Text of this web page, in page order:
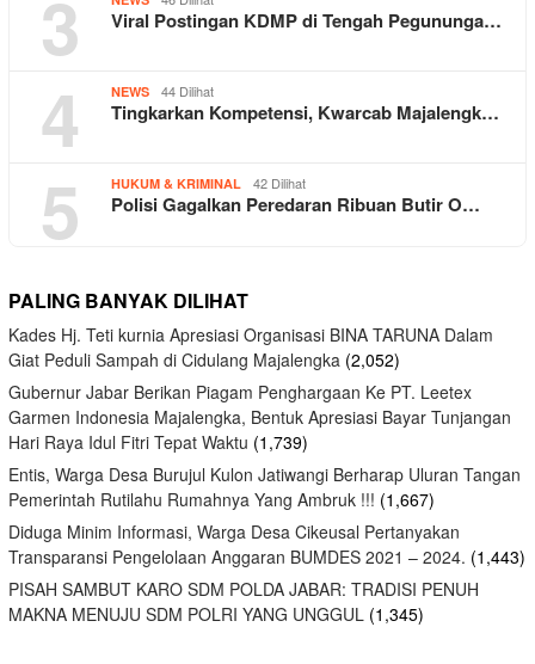
3 Viral Postingan KDMP di Tengah Pegununga…
4 NEWS 44 Dilihat
Tingkarkan Kompetensi, Kwarcab Majalengk…
5 HUKUM & KRIMINAL 42 Dilihat
Polisi Gagalkan Peredaran Ribuan Butir O…
PALING BANYAK DILIHAT
Kades Hj. Teti kurnia Apresiasi Organisasi BINA TARUNA Dalam
Giat Peduli Sampah di Cidulang Majalengka (2,052)
Gubernur Jabar Berikan Piagam Penghargaan Ke PT. Leetex
Garmen Indonesia Majalengka, Bentuk Apresiasi Bayar Tunjangan
Hari Raya Idul Fitri Tepat Waktu (1,739)
Entis, Warga Desa Burujul Kulon Jatiwangi Berharap Uluran Tangan
Pemerintah Rutilahu Rumahnya Yang Ambruk !!! (1,667)
Diduga Minim Informasi, Warga Desa Cikeusal Pertanyakan
Transparansi Pengelolaan Anggaran BUMDES 2021 – 2024. (1,443)
PISAH SAMBUT KARO SDM POLDA JABAR: TRADISI PENUH
MAKNA MENUJU SDM POLRI YANG UNGGUL (1,345)